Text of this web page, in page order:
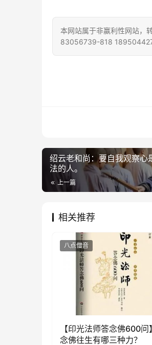
本网站属于非赢利性网站，
83056739-818
绍云老和尚：要自我观察心
法的人。
上一篇
相关推荐
八点僧音
【印光法师答念佛600
念佛往生有哪三种力？